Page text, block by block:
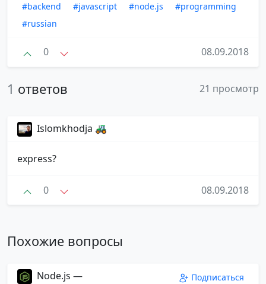
#backend #javascript #node.js
#programming
#russian
0 08.09.2018
1 ответов 21 просмотр
Islomkhodja 🚜
express?
0 08.09.2018
Похожие вопросы
Node.js —
Подписаться